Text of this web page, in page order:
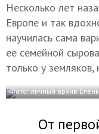
Несколько лет
Европе и так
научилась сама
ее семейной
только у земляков,
Фото: личный архив
От